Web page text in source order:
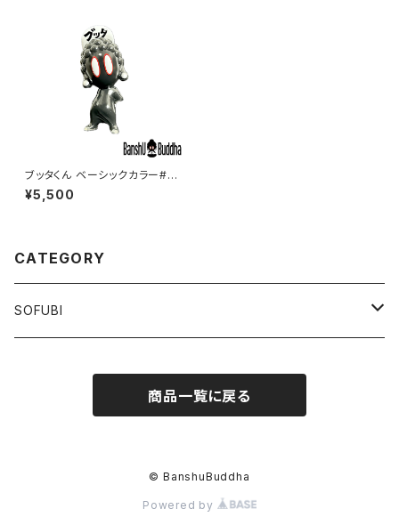
ブッタくん ベーシックカラー#44
（BUTTHA kun BASIC Color
#44）
¥5,500
CATEGORY
SOFUBI
JIMIC The Monster
商品一覧に戻る
© BanshuBuddha
Powered by